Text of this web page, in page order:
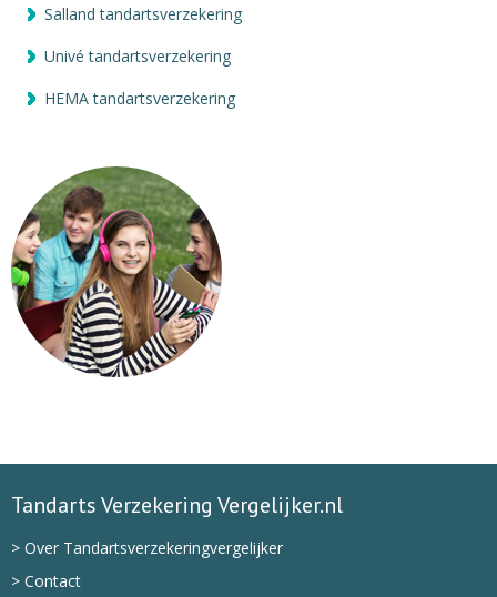
Salland tandartsverzekering
Univé tandartsverzekering
HEMA tandartsverzekering
Tandarts Verzekering Vergelijker.nl
> Over Tandartsverzekeringvergelijker
> Contact